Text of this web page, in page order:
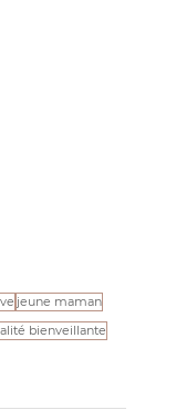
jeune maman
bienveillante